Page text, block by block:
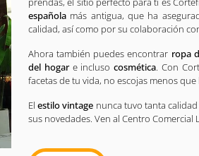
española más antigua, que ha
calidad, así como por su colaboración
Ahora también puedes encontrar ropa
del hogare inclusocosmética. Con
facetas de tu vida, no escojas menos que
Elestilo vintage nunca tuvo tanta
sus novedades. Ven al Centro Comercial